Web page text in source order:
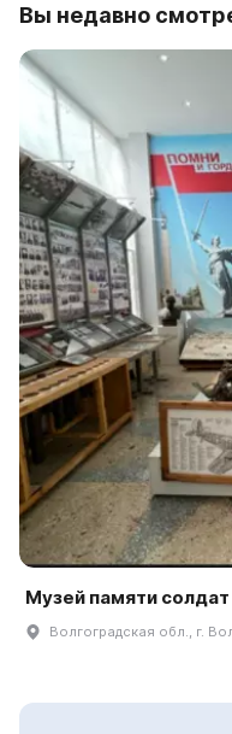
Вы недавно
Музей памяти
Волгоградская обл., г.